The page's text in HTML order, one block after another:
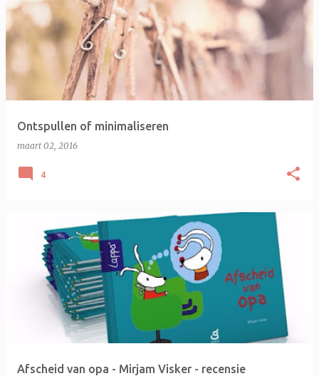
Ontspullen of minimaliseren
maart 02, 2016
4
Afscheid van opa - Mirjam Visker - recensie